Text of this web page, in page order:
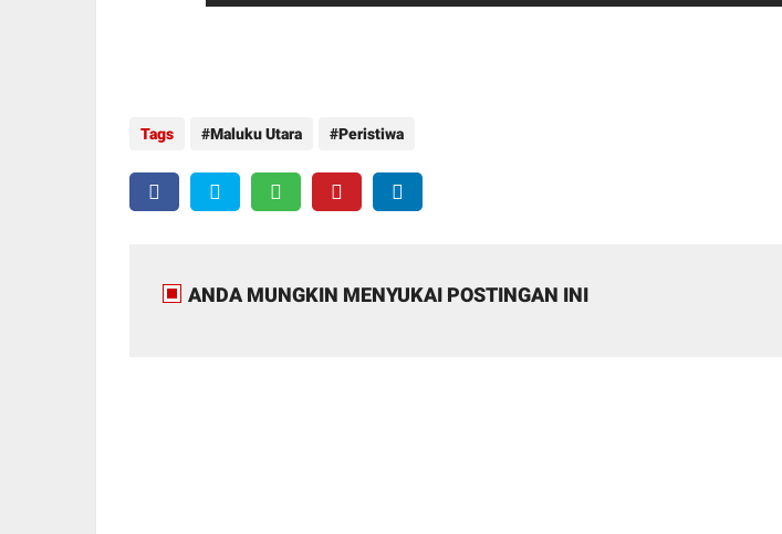
Tags Maluku Utara Peristiwa
ANDA MUNGKIN MENYUKAI POSTINGAN INI